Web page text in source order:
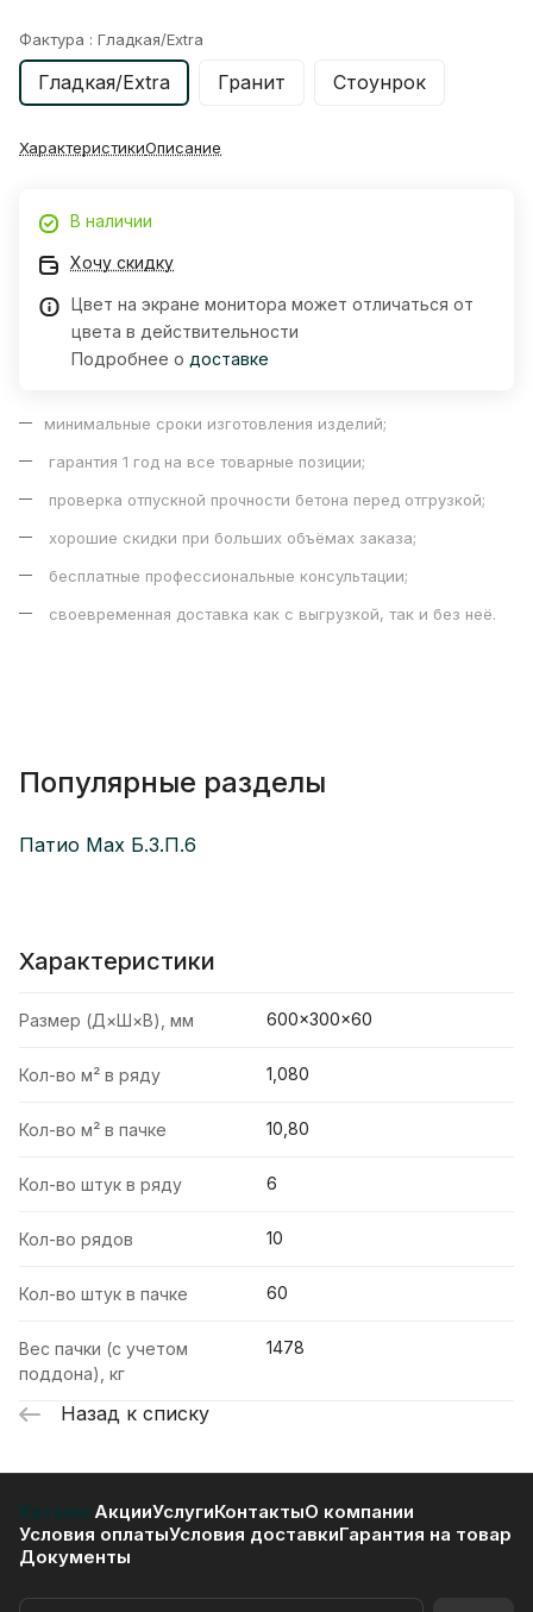
Фактура : Гладкая/Extra
Гладкая/Extra Гранит Стоунрок
ХарактеристикиОписание
В наличии
Хочу скидку
Цвет на экране монитора может отличаться от
цвета в действительности
Подробнее о доставке
минимальные сроки изготовления изделий;
гарантия 1 год на все товарные позиции;
проверка отпускной прочности бетона перед отгрузкой;
хорошие скидки при больших объёмах заказа;
бесплатные профессиональные консультации;
своевременная доставка как с выгрузкой, так и без неё.
Популярные разделы
Патио Max Б.3.П.6
Характеристики
Размер (Д×Ш×В), мм 600×300×60
Кол-во м² в ряду 1,080
Кол-во м² в пачке 10,80
Кол-во штук в ряду 6
Кол-во рядов 10
Кол-во штук в пачке 60
Вес пачки (с учетом
поддона), кг
1478
Назад к списку
КаталогАкцииУслугиКонтактыО компании
Условия оплатыУсловия доставкиГарантия на товар
Документы